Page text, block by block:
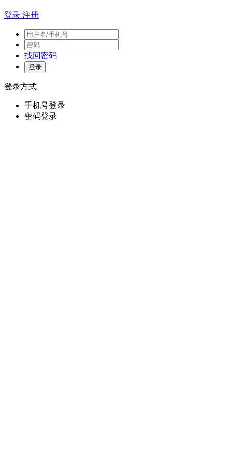
登录 注册
找回密码
登录方式
手机号登录
密码登录